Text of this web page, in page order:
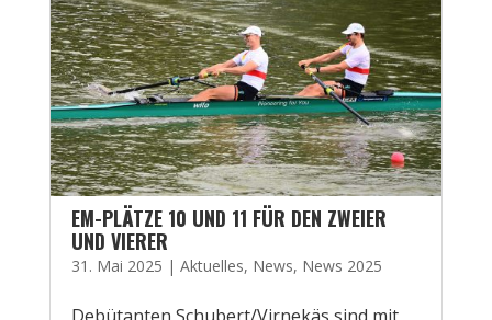
EM-PLÄTZE 10 UND 11 FÜR DEN ZWEIER
UND VIERER
31. Mai 2025 | Aktuelles, News, News 2025